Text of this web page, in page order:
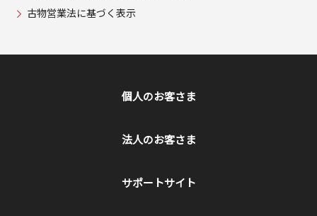
古物営業法に基づく表示
個人のお客さま
法人のお客さま
サポートサイト